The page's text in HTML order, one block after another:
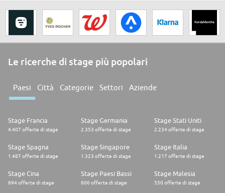
Le ricerche di stage più popolari
Paesi Città Categorie Settori Aziende
Stage Francia
4.407 offerte di stage
Stage Germania
2.353 offerte di stage
Stage Stati Uniti
2.234 offerte di stage
Stage Spagna
1.487 offerte di stage
Stage Singapore
1.323 offerte di stage
Stage Italia
1.217 offerte di stage
Stage Cina
694 offerte di stage
Stage Paesi Bassi
600 offerte di stage
Stage Malesia
550 offerte di stage